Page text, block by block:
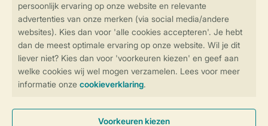
Controle over jouw gegevens &
Instellingen wijzigen
Veilige gegevensoverdracht
Veilige betaling